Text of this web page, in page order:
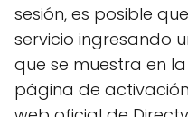
sesión, es posible
servicio ingresando
que se muestra en
página de